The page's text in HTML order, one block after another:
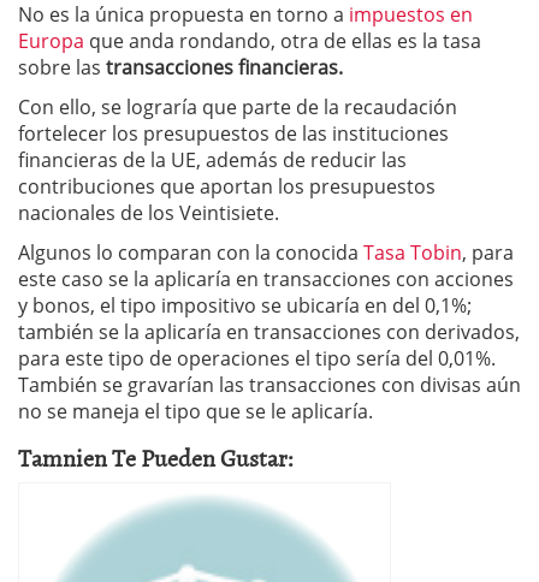
No es la única propuesta en torno a impuestos en
Europa que anda rondando, otra de ellas es la tasa
sobre las transacciones financieras.
Con ello, se lograría que parte de la recaudación
fortelecer los presupuestos de las instituciones
financieras de la UE, además de reducir las
contribuciones que aportan los presupuestos
nacionales de los Veintisiete.
Algunos lo comparan con la conocida Tasa Tobin, para
este caso se la aplicaría en transacciones con acciones
y bonos, el tipo impositivo se ubicaría en del 0,1%;
también se la aplicaría en transacciones con derivados,
para este tipo de operaciones el tipo sería del 0,01%.
También se gravarían las transacciones con divisas aún
no se maneja el tipo que se le aplicaría.
Tamnien Te Pueden Gustar: